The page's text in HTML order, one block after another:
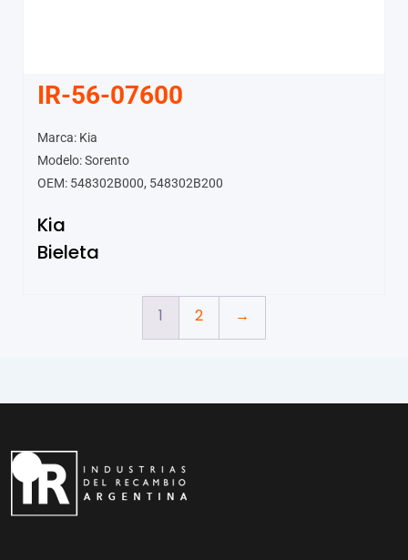
IR-56-07600
Marca: Kia
Modelo: Sorento
OEM: 548302B000, 548302B200
Kia
Bieleta
1 2 →